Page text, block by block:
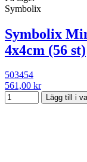
Symbolix
Symbolix
4x4cm (56 st)
503454
561,00 kr
Lägg till i